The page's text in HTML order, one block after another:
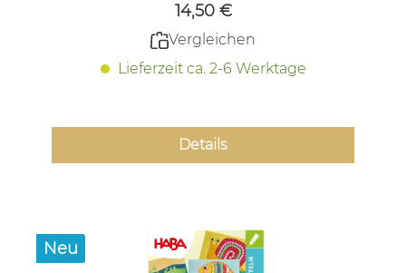
14,50 €
Vergleichen
Lieferzeit ca. 2-6 Werktage
Details
Neu